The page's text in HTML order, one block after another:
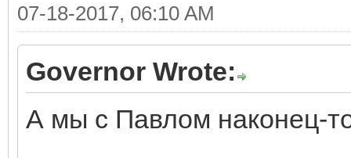
07-18-2017, 06:10 AM
Governor Wrote:
А мы с Павлом наконец-